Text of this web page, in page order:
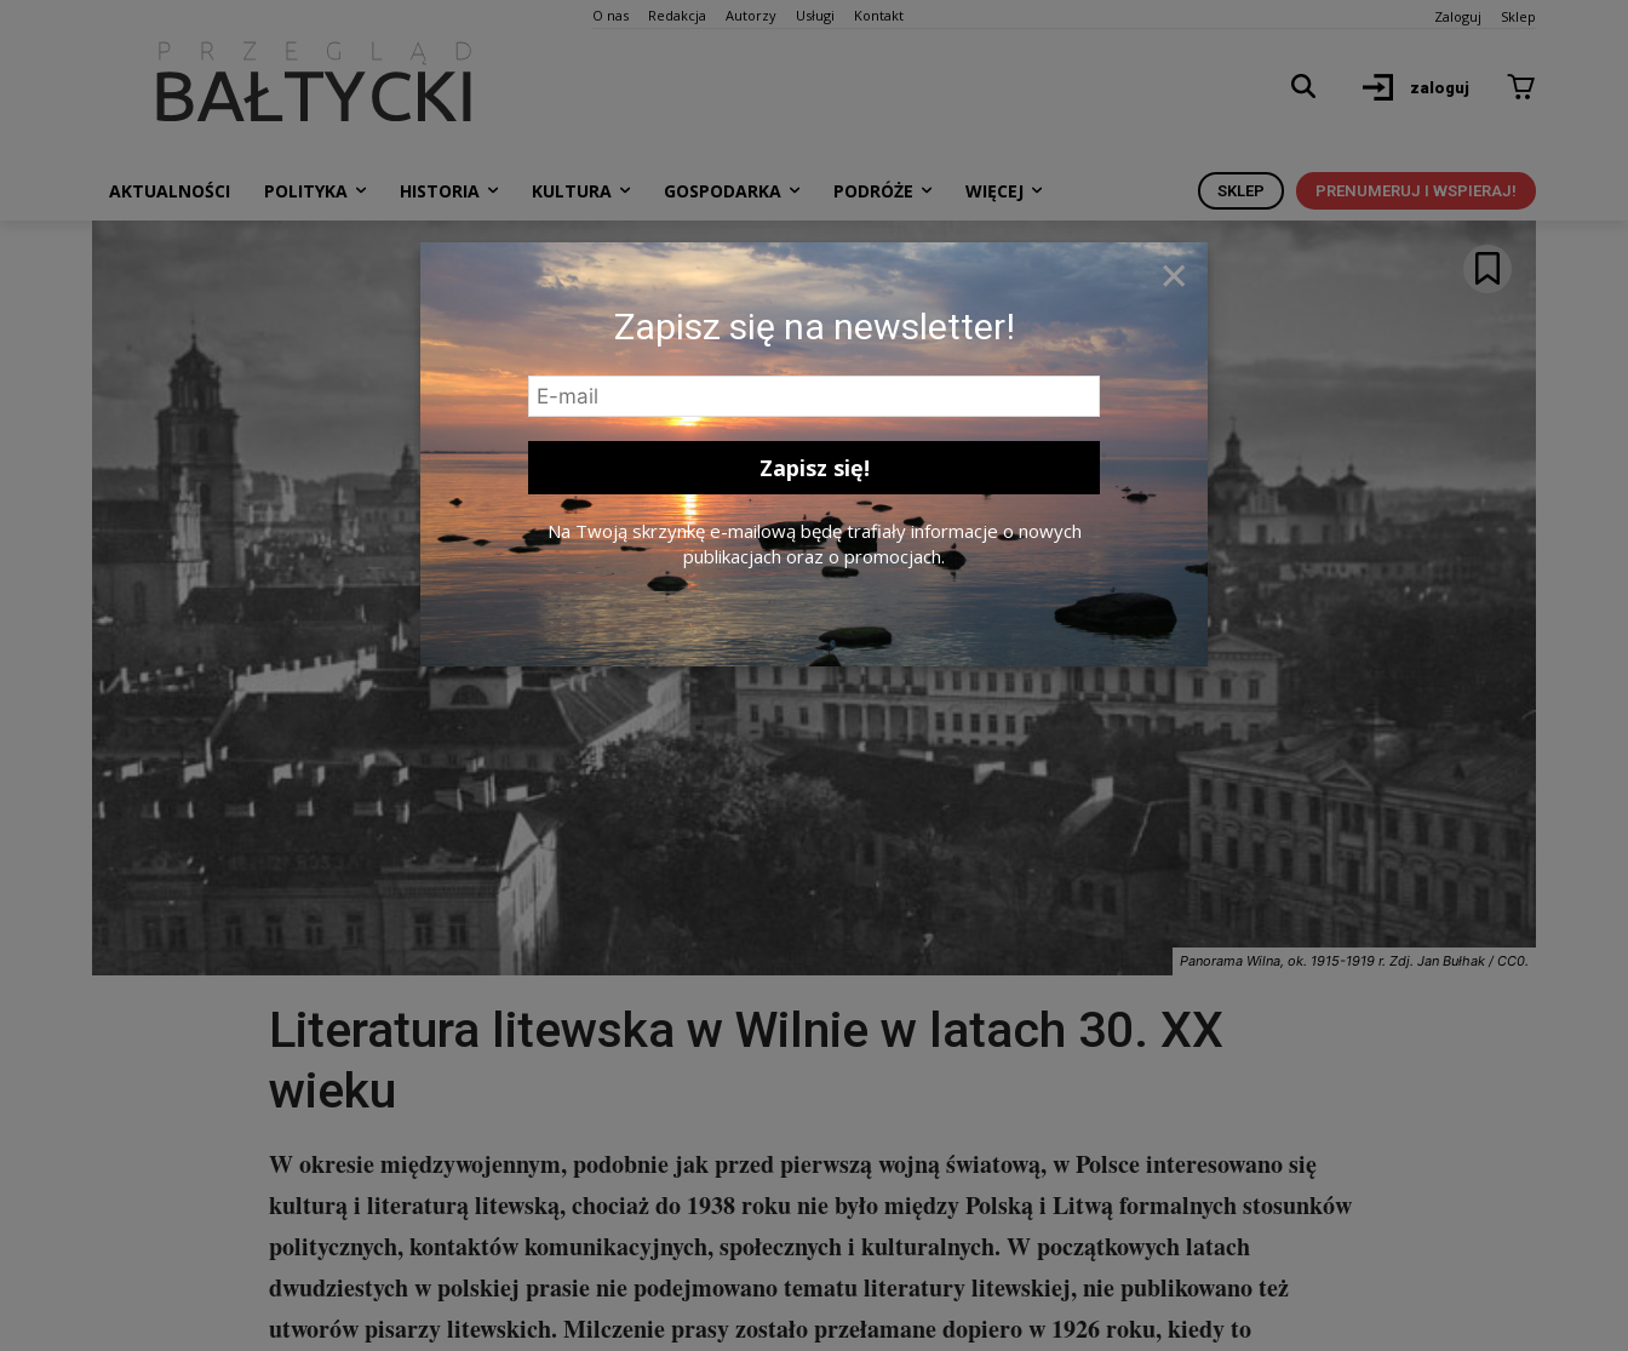
O nas Redakcja Autorzy Usługi Kontakt Zaloguj Sklep
zaloguj
AKTUALNOŚCI POLITYKA HISTORIA KULTURA GOSPODARKA PODRÓŻE WIĘCEJ PRENUMERUJ I WSPIERAJ!
SKLEP
Panorama Wilna, ok. 1915-1919 r. Zdj. Jan Bułhak / CC0.
Literatura litewska w Wilnie w latach 30. XX
wieku
W okresie międzywojennym, podobnie jak przed pierwszą wojną światową, w Polsce interesowano się
kulturą i literaturą litewską, chociaż do 1938 roku nie było między Polską i Litwą formalnych stosunków
politycznych, kontaktów komunikacyjnych, społecznych i kulturalnych. W początkowych latach
dwudziestych w polskiej prasie nie podejmowano tematu literatury litewskiej, nie publikowano też
utworów pisarzy litewskich. Milczenie prasy zostało przełamane dopiero w 1926 roku, kiedy to
×
Zapisz się na newsletter!
Na Twoją skrzynkę e-mailową będę trafiały informacje o nowych
publikacjach oraz o promocjach.